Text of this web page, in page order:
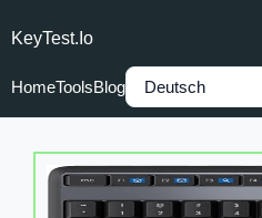
KeyTest.io
HomeToolsBlog